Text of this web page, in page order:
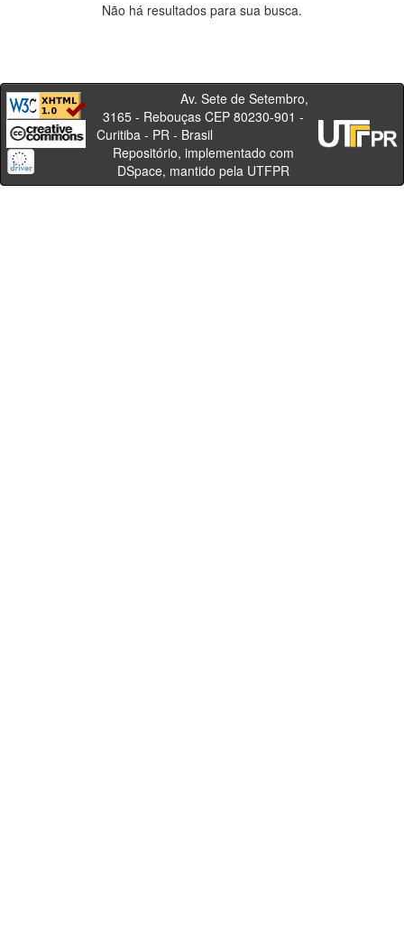
Não há resultados para sua busca.
Av. Sete de Setembro,
3165 - Rebouças CEP 80230-901 -
Curitiba - PR - Brasil
Repositório, implementado com
DSpace, mantido pela UTFPR